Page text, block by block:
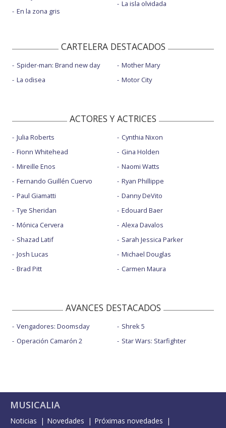
En la zona gris
La isla olvidada
CARTELERA DESTACADOS
Spider-man: Brand new day
La odisea
Mother Mary
Motor City
ACTORES Y ACTRICES
Julia Roberts
Fionn Whitehead
Mireille Enos
Fernando Guillén Cuervo
Paul Giamatti
Tye Sheridan
Mónica Cervera
Shazad Latif
Josh Lucas
Brad Pitt
Cynthia Nixon
Gina Holden
Naomi Watts
Ryan Phillippe
Danny DeVito
Edouard Baer
Alexa Davalos
Sarah Jessica Parker
Michael Douglas
Carmen Maura
AVANCES DESTACADOS
Vengadores: Doomsday
Operación Camarón 2
Shrek 5
Star Wars: Starfighter
MUSICALIA
Noticias Novedades
Próximas novedades